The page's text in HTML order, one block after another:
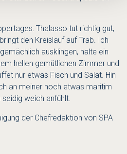
Thalasso tut richtig gut,
den Kreislauf auf Trab. Ich
ausklingen, halte ein
hellen gemütlichen Zimmer und
nur etwas Fisch und Salat. Hin
an meiner noch etwas maritim
weich anfühlt.
der Chefredaktion von SPA